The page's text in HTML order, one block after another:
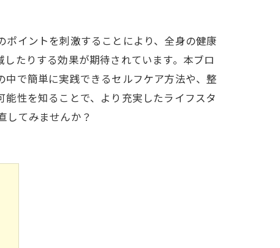
イントを刺激することにより、全身の健康
たりする効果が期待されています。本ブロ
で簡単に実践できるセルフケア方法や、整
性を知ることで、より充実したライフスタ
してみませんか？